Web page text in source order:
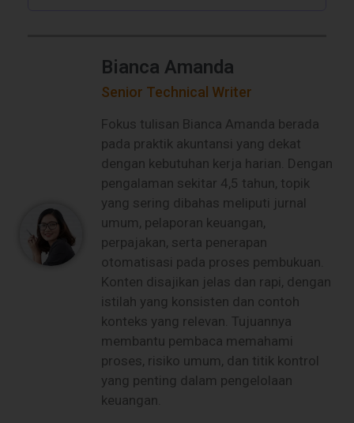
Bianca Amanda
Senior Technical Writer
Fokus tulisan Bianca Amanda berada
pada praktik akuntansi yang dekat
dengan kebutuhan kerja harian. Dengan
pengalaman sekitar 4,5 tahun, topik
yang sering dibahas meliputi jurnal
umum, pelaporan keuangan,
perpajakan, serta penerapan
otomatisasi pada proses pembukuan.
Konten disajikan jelas dan rapi, dengan
istilah yang konsisten dan contoh
konteks yang relevan. Tujuannya
membantu pembaca memahami
proses, risiko umum, dan titik kontrol
yang penting dalam pengelolaan
keuangan.